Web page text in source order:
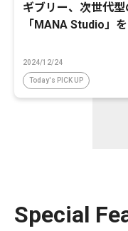
ギブリー、次世代
「MANA Studio」
2024/12/24
Today's PICK UP
Special